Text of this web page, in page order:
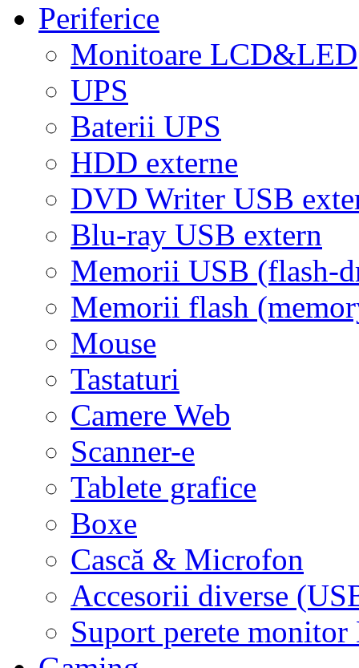
Periferice
Monitoare LCD&LED
UPS
Baterii UPS
HDD externe
DVD Writer USB
Blu-ray USB extern
Memorii USB (flash-
Memorii flash
Mouse
Tastaturi
Camere Web
Scanner-e
Tablete grafice
Boxe
Cască & Microfon
Accesorii diverse
Suport perete